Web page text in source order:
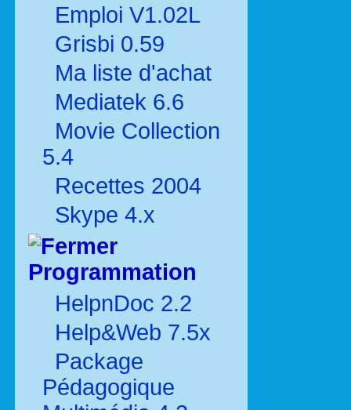
Emploi V1.02L
Grisbi 0.59
Ma liste d'achat
Mediatek 6.6
Movie Collection
5.4
Recettes 2004
Skype 4.x
Programmation
HelpnDoc 2.2
Help&Web 7.5x
Package
Pédagogique